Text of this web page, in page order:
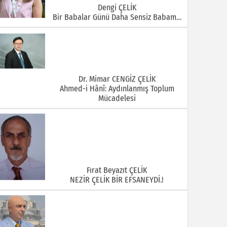
Dengi ÇELİK
Bir Babalar Günü Daha Sensiz Babam…
Dr. Mimar CENGİZ ÇELİK
Ahmed-i Hânî: Aydınlanmış Toplum
Mücadelesi
Fırat Beyazıt ÇELİK
NEZİR ÇELİK BİR EFSANEYDİ.!